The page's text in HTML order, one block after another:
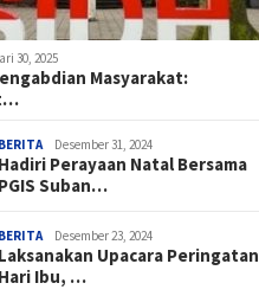
30, 2025
Masyarakat:
BERITA Desember 31, 2024
Hadiri Perayaan Natal Bersama
PGIS Suban…
BERITA Desember 23, 2024
Laksanakan Upacara Peringatan
Hari Ibu, …